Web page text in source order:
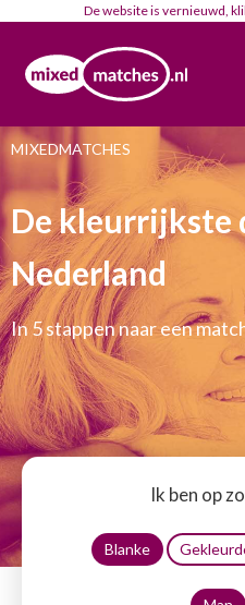
De website is vernieuwd,
MIXEDMATCHES
De kleurrijkste
Nederland
In 5 stappen naar een
Ik ben op
Blanke